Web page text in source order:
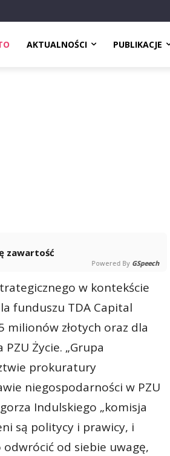
AKTUALNOŚCI PUBLIKACJE
zawartość
Powered By GSpeech
w kontekście
funduszu TDA Capital
milionów złotych oraz dla
Życie. „Grupa
prokuratury
niegospodarności w PZU
Indulskiego „komisja
są politycy i prawicy, i
odwrócić od siebie uwagę,